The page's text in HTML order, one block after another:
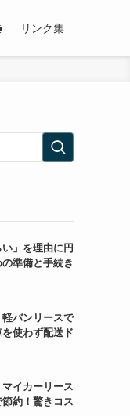
リンク集
い」を理由に円
準備と手続き
バンリースで
使わず配送ド
イカーリース
約！驚きコス